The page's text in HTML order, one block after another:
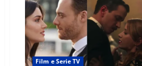
Film e Serie TV